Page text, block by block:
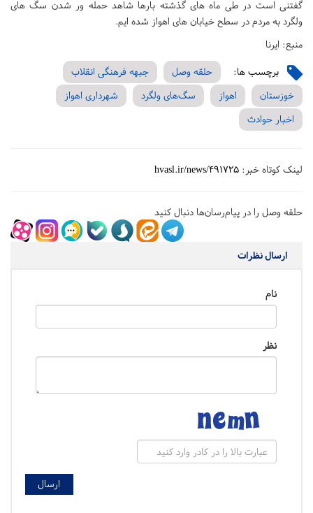
گفتنی است در طی ماه های گذشته بارها شاهد حمله ور شدن سگ های
ولگرد به مردم در سطح خیابان های اهواز شده ایم.
منبع: ایرنا
برچسب ها: حلقه وصل
جبهه فرهنگی انقلاب
خوزستان
اهواز سگ‌های ولگرد
شهرداری اهواز
اخبار حوادث
لینک کوتاه خبر: hvasl.ir/news/491725
حلقه وصل را در پیام‌رسان‌ها دنبال کنید
ارسال نظرات
نام
نظر